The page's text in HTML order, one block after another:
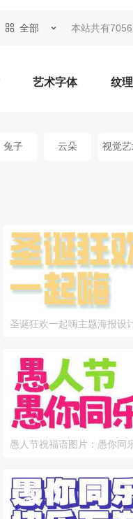
全部
艺术字体 纹
兔子 云朵 视觉
圣诞狂欢一起嗨主题海报设
愚人节祝福语图片：愚你同